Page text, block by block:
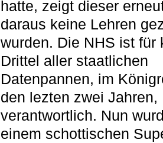
hatte, zeigt dieser
daraus keine Lehren
wurden. Die NHS ist für
Drittel aller staatlichen
Datenpannen, im
den lezten zwei Jahren,
verantwortlich. Nun
einem schottischen